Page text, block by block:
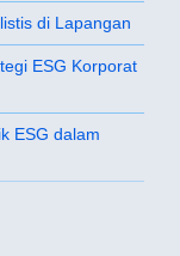
di Lapangan
ESG Korporat
ESG dalam